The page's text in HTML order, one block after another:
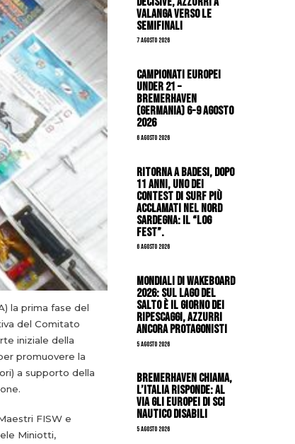
la prima fase del
del Comitato
iniziale della
promuovere la
a supporto della
FISW e
Miniotti,
valanga verso le
semifinali
7 Agosto 2026
Campionati Europei
Under 21 –
Bremerhaven
(Germania) 6-9 agosto
2026
6 Agosto 2026
Ritorna a Badesi, dopo
11 anni, uno dei
contest di surf più
acclamati nel nord
Sardegna: il “Log
Fest”.
6 Agosto 2026
Mondiali di Wakeboard
2026: sul Lago del
Salto è il giorno dei
ripescaggi, azzurri
ancora protagonisti
5 Agosto 2026
Bremerhaven chiama,
l’Italia risponde: al
via gli Europei di Sci
Nautico Disabili
5 Agosto 2026